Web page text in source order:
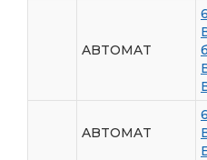
ABTOMAT
ABTOMAT